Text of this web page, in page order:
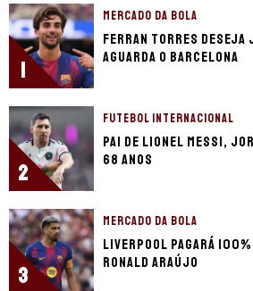
1
MERCADO DA BOLA
Ferran Torres deseja
aguarda o Barcelona
2
FUTEBOL INTERNACIONAL
Pai de Lionel Messi,
68 anos
3
MERCADO DA BOLA
Liverpool pagará
Ronald Araújo